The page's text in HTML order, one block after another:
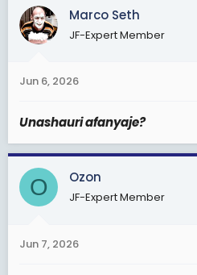
c
t
i
s
Marco Seth
JF-Expert Member
Jun 6, 2026
Unashauri afanyaje?
O Ozon
JF-Expert Member
Jun 7, 2026